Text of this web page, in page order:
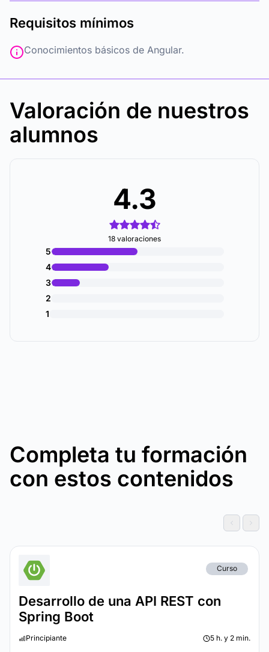
Requisitos mínimos
Conocimientos básicos de Angular.
Valoración de nuestros
alumnos
4.3
18 valoraciones
5
4
3
2
1
Completa tu formación
con estos contenidos
Curso
Desarrollo de una API REST con
Spring Boot
Principiante 5 h. y 2 min.